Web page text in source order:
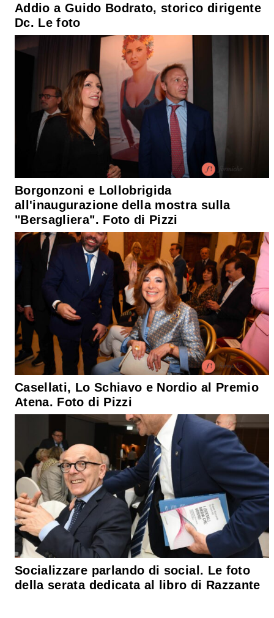
Addio a Guido Bodrato, storico dirigente
Dc. Le foto
Borgonzoni e Lollobrigida
all'inaugurazione della mostra sulla
"Bersagliera". Foto di Pizzi
Casellati, Lo Schiavo e Nordio al Premio
Atena. Foto di Pizzi
Socializzare parlando di social. Le foto
della serata dedicata al libro di Razzante